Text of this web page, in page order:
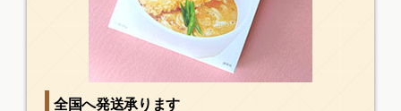
全国へ発送承ります